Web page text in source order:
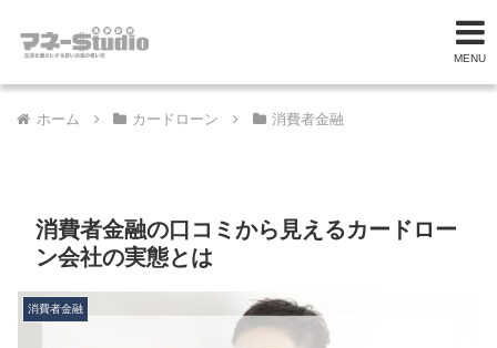
MENU
ホーム カードローン 消費者金融
消費者金融の口コミから見えるカードロー
ン会社の実態とは
消費者金融